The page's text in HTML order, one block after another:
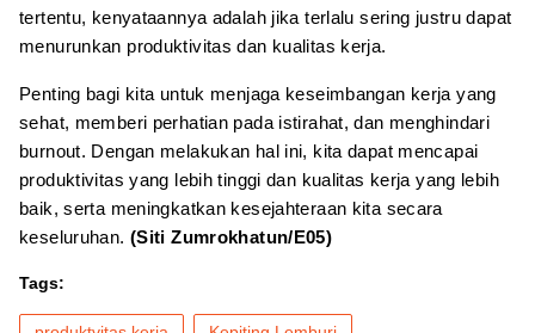
tertentu, kenyataannya adalah jika terlalu sering justru dapat
menurunkan produktivitas dan kualitas kerja.
Penting bagi kita untuk menjaga keseimbangan kerja yang
sehat, memberi perhatian pada istirahat, dan menghindari
burnout. Dengan melakukan hal ini, kita dapat mencapai
produktivitas yang lebih tinggi dan kualitas kerja yang lebih
baik, serta meningkatkan kesejahteraan kita secara
keseluruhan. (Siti Zumrokhatun/E05)
Tags: